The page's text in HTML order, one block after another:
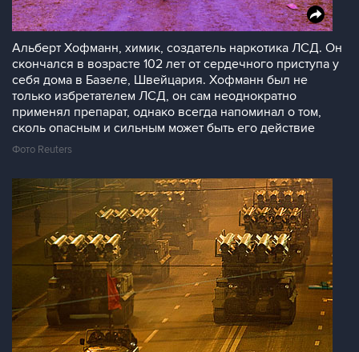
Альберт Хофманн, химик, создатель наркотика ЛСД. Он
скончался в возрасте 102 лет от сердечного приступа у
себя дома в Базеле, Швейцария. Хофманн был не
только избретателем ЛСД, он сам неоднократно
применял препарат, однако всегда напоминал о том,
сколь опасным и сильным может быть его действие
Фото Reuters